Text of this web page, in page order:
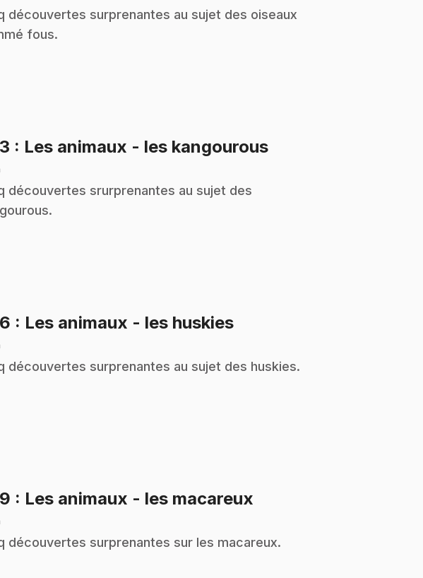
découvertes surprenantes au sujet des oiseaux
fous.
: Les animaux - les kangourous.
découvertes srurprenantes au sujet des
: Les animaux - les huskies.
découvertes surprenantes au sujet des huskies.
: Les animaux - les macareux
découvertes surprenantes sur les macareux.